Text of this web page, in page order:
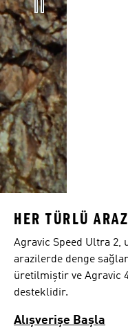
HER TÜRLÜ
Agravic Speed Ultra 2,
arazilerde denge
üretilmiştir ve Agravic
desteklidir.
Alışverişe Başla